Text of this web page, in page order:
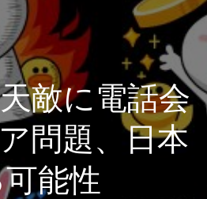
敵に電話会
問題、日本
能性